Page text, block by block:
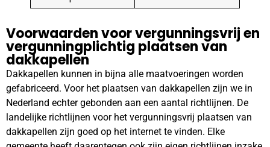
Voorwaarden voor vergunningsvrij en
vergunningplichtig plaatsen van
dakkapellen
Dakkapellen kunnen in bijna alle maatvoeringen worden
gefabriceerd. Voor het plaatsen van dakkapellen zijn we in
Nederland echter gebonden aan een aantal richtlijnen. De
landelijke richtlijnen voor het vergunningsvrij plaatsen van
dakkapellen zijn goed op het internet te vinden. Elke